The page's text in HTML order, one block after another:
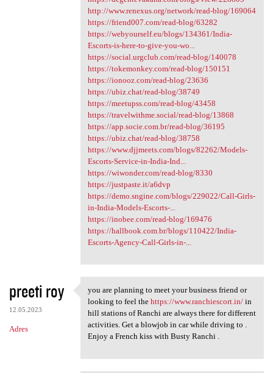
http://www.renexus.org/network/read-blog/169064
https://friend007.com/read-blog/63282
https://webyourself.eu/blogs/134361/India-
Escorts-is-here-to-give-you-wo...
https://social.urgclub.com/read-blog/140078
https://tokemonkey.com/read-blog/150151
https://ionooz.com/read-blog/23636
https://ubiz.chat/read-blog/38749
https://meetupss.com/read-blog/43458
https://travelwithme.social/read-blog/13868
https://app.socie.com.br/read-blog/36195
https://ubiz.chat/read-blog/38758
https://www.djjmeets.com/blogs/82262/Models-
Escorts-Service-in-India-Ind...
https://wiwonder.com/read-blog/8330
https://justpaste.it/a6dvp
https://demo.sngine.com/blogs/229022/Call-Girls-
in-India-Models-Escorts-...
https://inobee.com/read-blog/169476
https://hallbook.com.br/blogs/110422/India-
Escorts-Agency-Call-Girls-in-...
preeti roy
12.05.2023
Adres
you are planning to meet your
you are planning to meet your business friend or
looking to feel the https://www.ranchiescort.in/in
hill stations of Ranchi are always there for different
activities. Get a blowjob in car while driving to .
Enjoy a French kiss with Busty Ranchi .